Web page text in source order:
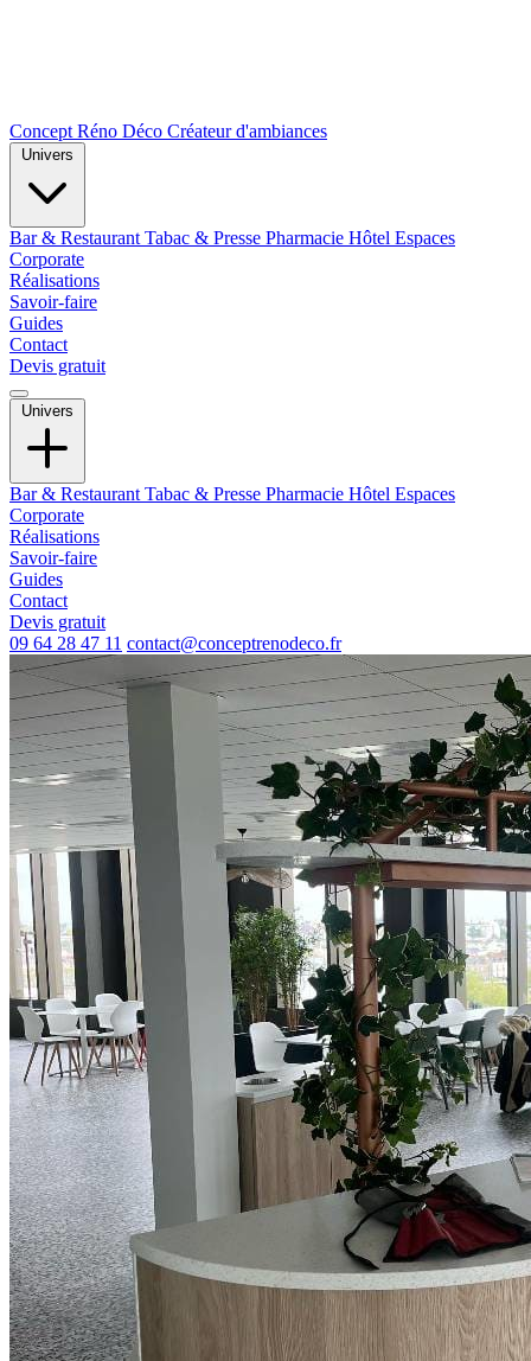
Concept Réno Déco Créateur d'ambiances
Bar & Restaurant Tabac & Presse Pharmacie Hôtel Espaces
Corporate
Réalisations
Savoir-faire
Guides
Contact
Devis gratuit
Univers
Bar & Restaurant Tabac & Presse Pharmacie Hôtel Espaces
Corporate
Réalisations
Savoir-faire
Guides
Contact
Devis gratuit
09 64 28 47 11 contact@conceptrenodeco.fr